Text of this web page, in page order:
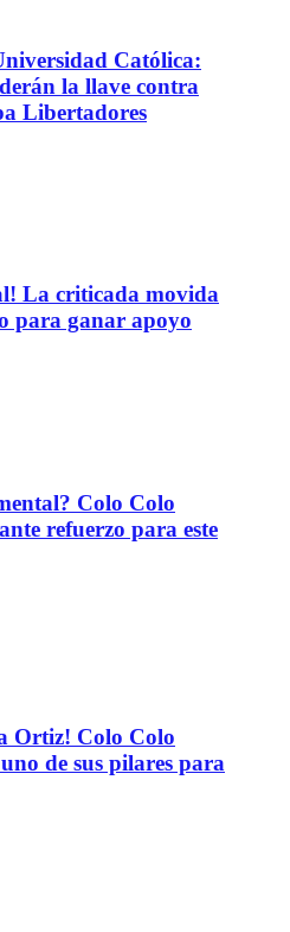
Católica:
la llave contra
Libertadores
La criticada movida
para ganar apoyo
Colo Colo
refuerzo para este
Ortiz! Colo Colo
de sus pilares para